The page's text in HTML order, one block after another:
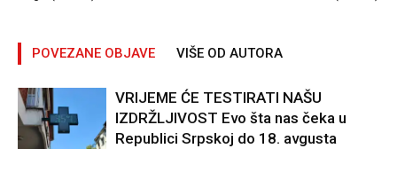
POVEZANE OBJAVE VIŠE OD AUTORA
VRIJEME ĆE TESTIRATI NAŠU
IZDRŽLJIVOST Evo šta nas čeka u
Republici Srpskoj do 18. avgusta